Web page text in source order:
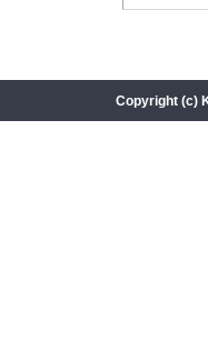
Copyright (c)